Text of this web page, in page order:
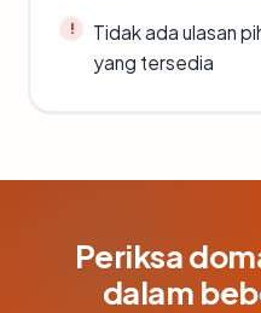
Tidak ada ulasan
yang tersedia
Periksa
dalam